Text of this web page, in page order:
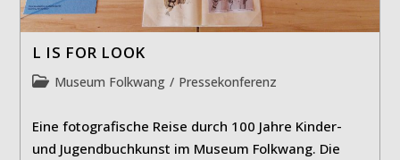
L IS FOR LOOK
Beitrags-
Museum Folkwang / Pressekonferenz
Eine fotografische Reise durch 100 Jahre Kinder-
und Jugendbuchkunst im Museum Folkwang. Die